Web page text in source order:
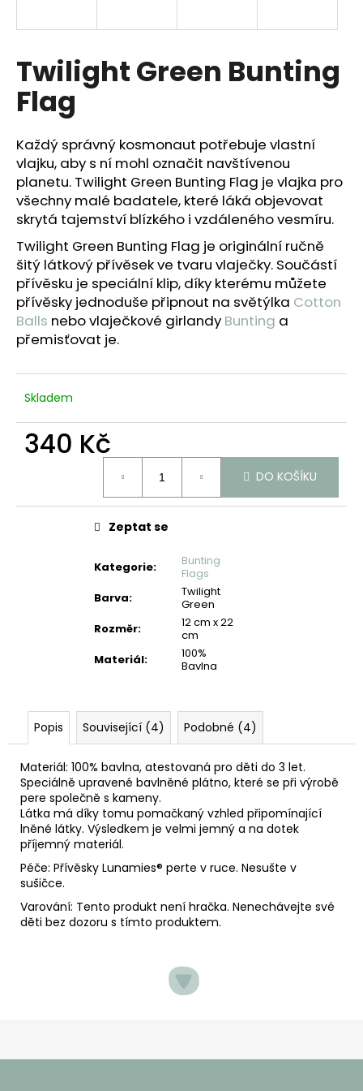
Twilight Green Bunting
Flag
Každý správný kosmonaut potřebuje vlastní
vlajku, aby s ní mohl označit navštívenou
planetu. Twilight Green Bunting Flag je vlajka pro
všechny malé badatele, které láká objevovat
skrytá tajemství blízkého i vzdáleného vesmíru.
Twilight Green Bunting Flag je originální ručně
šitý látkový přívěsek ve tvaru vlaječky. Součástí
přívěsku je speciální klip, díky kterému můžete
přívěsky jednoduše připnout na světýlka Cotton
Balls nebo vlaječkové girlandy Bunting a
přemisťovat je.
Skladem
340 Kč
DO KOŠÍKU
Kategorie:
Bunting
Flags
Barva:
Twilight
Green
Rozměr:
12 cm x 22
cm
Materiál:
100%
Bavlna
Zeptat se
Popis Související (4) Podobné (4)
Materiál: 100% bavlna, atestovaná pro děti do 3 let.
Speciálně upravené bavlněné plátno, které se při výrobě
pere společně s kameny.
Látka má díky tomu pomačkaný vzhled připomínající
lněné látky. Výsledkem je velmi jemný a na dotek
příjemný materiál.
Péče: Přívěsky Lunamies® perte v ruce. Nesušte v
sušičce.
Varování: Tento produkt není hračka. Nenechávejte své
děti bez dozoru s tímto produktem.
í
t
?
HLEDAT
D
o
p
o
r
u
e
m
e